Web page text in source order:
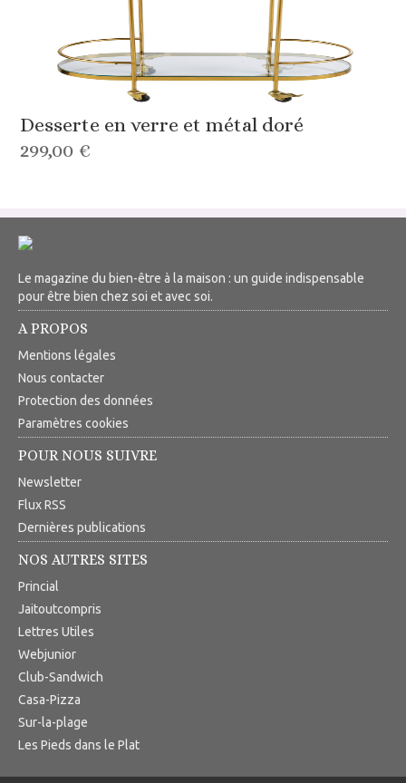
Desserte en verre et métal doré
299,00 €
Le magazine du bien-être à la maison : un guide indispensable
pour être bien chez soi et avec soi.
A PROPOS
Mentions légales
Nous contacter
Protection des données
Paramètres cookies
POUR NOUS SUIVRE
Newsletter
Flux RSS
Dernières publications
NOS AUTRES SITES
Princial
Jaitoutcompris
Lettres Utiles
Webjunior
Club-Sandwich
Casa-Pizza
Sur-la-plage
Les Pieds dans le Plat